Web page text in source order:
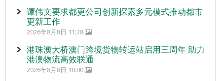
谭伟文要求都更公司创新探索多元模式推动都市
更新工作
2026年8月8日 11:28
港珠澳大桥澳门跨境货物转运站启用三周年 助力
港澳物流高效联通
2026年8月8日 10:00